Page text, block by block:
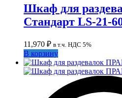
Шкаф для
Стандарт LS-21-
11,970 ₽ в т.ч. НДС 5%
В корзину